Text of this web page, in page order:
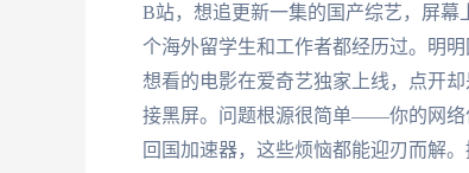
B站，想追更新一集的国产综艺，屏
个海外留学生和工作者都经历过。明
想看的电影在爱奇艺独家上线，点开
接黑屏。问题根源很简单——你的网络
回国加速器，这些烦恼都能迎刃而解